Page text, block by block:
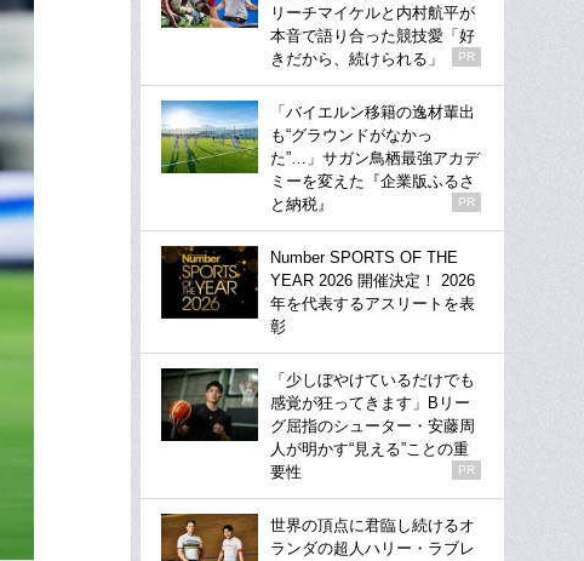
リーチマイケルと内村航平が
本音で語り合った競技愛「好
きだから、続けられる」
PR
「バイエルン移籍の逸材輩出
も“グラウンドがなかっ
た”…」サガン鳥栖最強アカデ
ミーを変えた『企業版ふるさ
と納税』
PR
Number SPORTS OF THE
YEAR 2026 開催決定！ 2026
年を代表するアスリートを表
彰
「少しぼやけているだけでも
感覚が狂ってきます」Bリー
グ屈指のシューター・安藤周
人が明かす“見える”ことの重
要性
PR
世界の頂点に君臨し続けるオ
ランダの超人ハリー・ラブレ